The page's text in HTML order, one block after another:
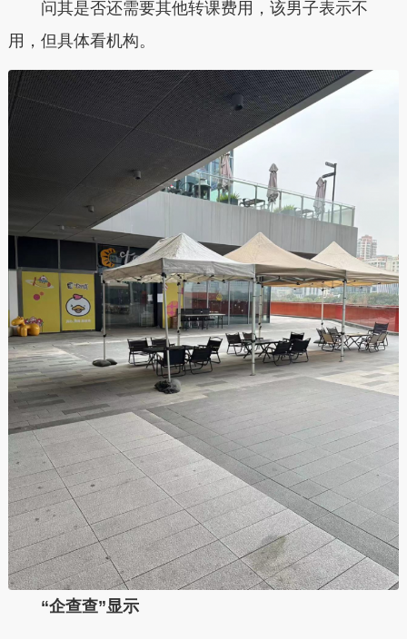
问其是否还需要其他转课费用，该男子表示不
用，但具体看机构。
“企查查”显示